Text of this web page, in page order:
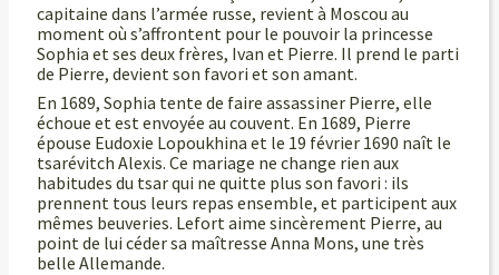
capitaine dans l’armée russe, revient à Moscou au
moment où s’affrontent pour le pouvoir la princesse
Sophia et ses deux frères, Ivan et Pierre. Il prend le parti
de Pierre, devient son favori et son amant.
En 1689, Sophia tente de faire assassiner Pierre, elle
échoue et est envoyée au couvent. En 1689, Pierre
épouse Eudoxie Lopoukhina et le 19 février 1690 naît le
tsarévitch Alexis. Ce mariage ne change rien aux
habitudes du tsar qui ne quitte plus son favori : ils
prennent tous leurs repas ensemble, et participent aux
mêmes beuveries. Lefort aime sincèrement Pierre, au
point de lui céder sa maîtresse Anna Mons, une très
belle Allemande.